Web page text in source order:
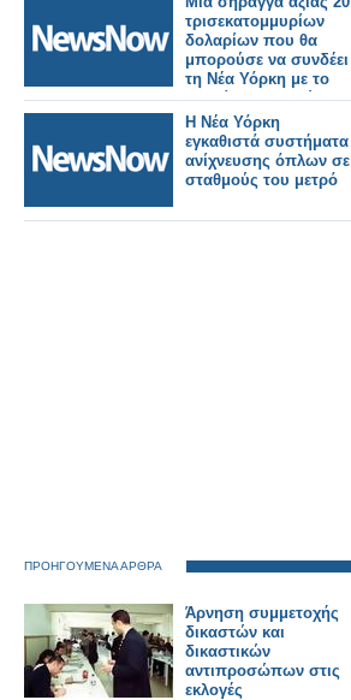
τρισεκατομμυρίων
δολαρίων που θα
μπορούσε να συνδέει
τη Νέα Υόρκη με το
Λονδίνο σε μια ώρα!
Η Νέα Υόρκη
εγκαθιστά συστήματα
ανίχνευσης όπλων σε
σταθμούς του μετρό
ΠΡΟΗΓΟΥΜΕΝΑ ΑΡΘΡΑ
Άρνηση συμμετοχής
δικαστών και
δικαστικών
αντιπροσώπων στις
εκλογές